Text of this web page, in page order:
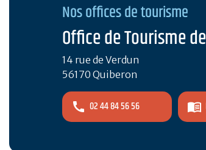
Nos offices de tourisme
Office de Tourisme
14 rue de Verdun
56170 Quiberon
02 44 84 56 56